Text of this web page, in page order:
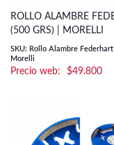
ROLLO ALAMBRE
(500 GRS) | MORELLI
SKU: Rollo Alambre Federhart
Morelli
$49.800